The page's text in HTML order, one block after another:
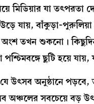
মিডিয়ার যা তৎপরতা
যায়, বাঁকুড়া-
তখন শুকনো।
ছুটি হয়ে
উৎসব অনুষ্ঠানে
অঞ্চলের সবচেয়ে বড়